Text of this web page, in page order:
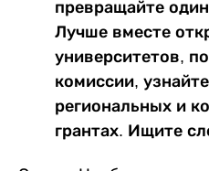
превращайте
Лучше вместе
университетов,
комиссии,
региональных и
грантах. Ищите